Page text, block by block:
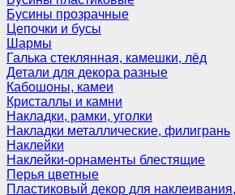
Бусины прозрачные
Цепочки и бусы
Шармы
Галька стеклянная, камешки, лёд
Детали для декора разные
Кабошоны, камеи
Кристаллы и камни
Накладки, рамки, уголки
Накладки металлические, филигрань
Наклейки
Наклейки-орнаменты блестящие
Перья цветные
Пластиковый декор для